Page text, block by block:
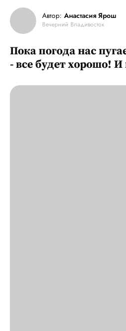
Автор: Анастасия Ярош
Вечерний Владивосток
Пока погода нас
- все будет хорошо! И